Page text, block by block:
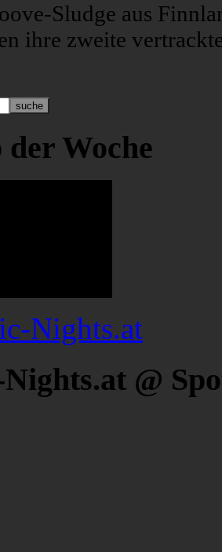
Sludge aus
ihre zweite
Woche
Nights.at
@